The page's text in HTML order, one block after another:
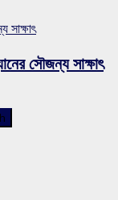
সাক্ষাৎ
সৌজন্য সাক্ষাৎ